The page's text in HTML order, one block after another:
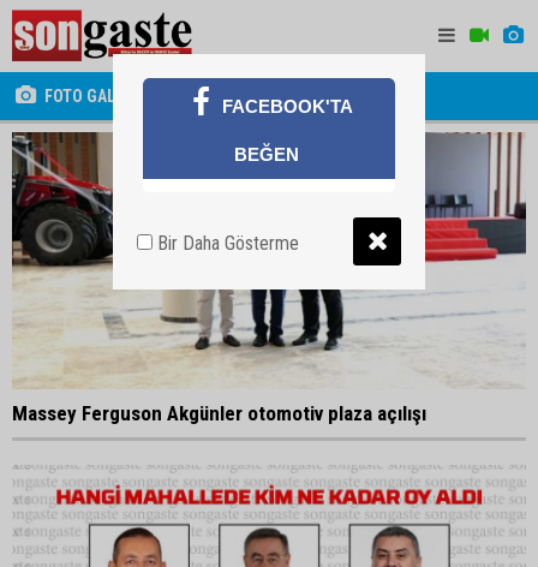
FOTO GALERİ
Massey Ferguson Akgünler otomotiv plaza açılışı
FACEBOOK'TA
BEĞEN
Bir Daha Gösterme